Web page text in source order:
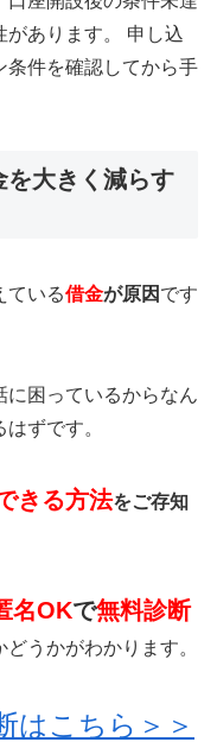
があります。 申し込
条件を確認してから手
を大きく減らす
ている借金が原因 です
困っているからなん
ずです。
きる方法をご存知
名OKで無料診断
うかがわかります。
はこちら＞＞